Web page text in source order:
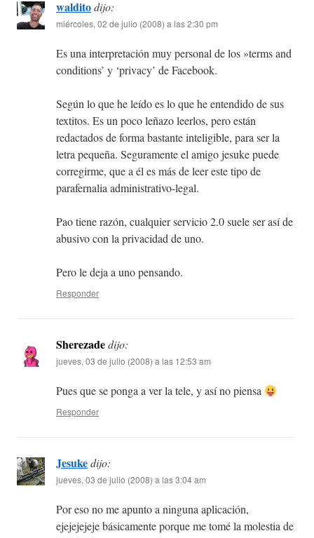
walditodijo:
miércoles, 02 de julio (2008) a las 2:30 pm
Es una interpretación muy personal de los »terms and
conditions’ y ‘privacy’ de Facebook.
Según lo que he leído es lo que he entendido de sus
textitos. Es un poco leñazo leerlos, pero están
redactados de forma bastante inteligible, para ser la
letra pequeña. Seguramente el amigo jesuke puede
corregirme, que a él es más de leer este tipo de
parafernalia administrativo-legal.
Pao tiene razón, cualquier servicio 2.0 suele ser así de
abusivo con la privacidad de uno.
Pero le deja a uno pensando.
Responder
Sherezadedijo:
jueves, 03 de julio (2008) a las 12:53 am
Pues que se ponga a ver la tele, y así no piensa
Responder
Jesukedijo:
jueves, 03 de julio (2008) a las 3:04 am
Por eso no me apunto a ninguna aplicación,
ejejejejeje básicamente porque me tomé la molestia de